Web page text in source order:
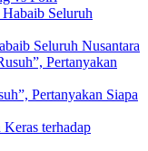
Seluruh Nusantara
Pertanyakan Siapa